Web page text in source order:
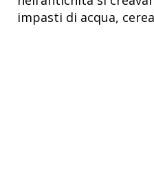
impasti di acqua,